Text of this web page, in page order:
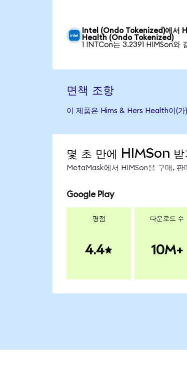
Intel (Ondo Tokenized)에서
Health (Ondo Tokenized)
1 INTCon는 3.2391 HIMSon와
면책 조항
이 제품은 Hims & Hers Health이(
몇 초 만에 HIMSon 받
MetaMask에서 HIMSon을 구매, 판
Google Play
평점
4.4
다운로드 수
10M+